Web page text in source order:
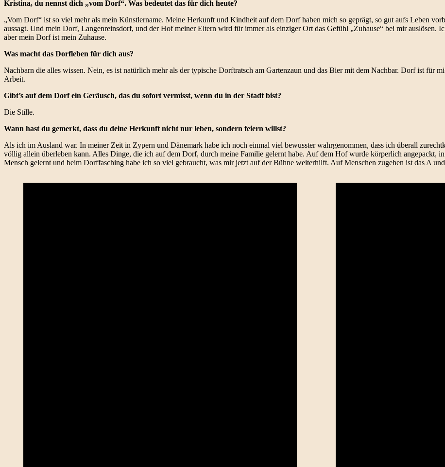
Kristina, du nennst dich „vom Dorf“. Was bedeutet das für dich heute?
„Vom Dorf“ ist so viel mehr als mein Künstlername. Meine Herkunft und Kindheit auf dem Dorf haben mich so geprägt, so gut aufs Leben
aussagt. Und mein Dorf, Langenreinsdorf, und der Hof meiner Eltern wird für immer als einziger Ort das Gefühl „Zuhause“ bei mir auslösen.
aber mein Dorf ist mein Zuhause.
Was macht das Dorfleben für dich aus?
Nachbarn die alles wissen. Nein, es ist natürlich mehr als der typische Dorftratsch am Gartenzaun und das Bier mit dem Nachbar. Dorf ist für
Arbeit.
Gibt’s auf dem Dorf ein Geräusch, das du sofort vermisst, wenn du in der Stadt bist?
Die Stille.
Wann hast du gemerkt, dass du deine Herkunft nicht nur leben, sondern feiern willst?
Als ich im Ausland war. In meiner Zeit in Zypern und Dänemark habe ich noch einmal viel bewusster wahrgenommen, dass ich überall
völlig allein überleben kann. Alles Dinge, die ich auf dem Dorf, durch meine Familie gelernt habe. Auf dem Hof wurde körperlich angepackt,
Mensch gelernt und beim Dorffasching habe ich so viel gebraucht, was mir jetzt auf der Bühne weiterhilft. Auf Menschen zugehen ist das A